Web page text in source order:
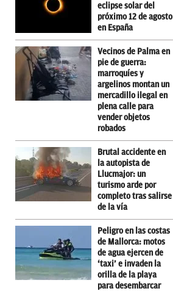
eclipse solar del
próximo 12 de agosto
en España
Vecinos de Palma en
pie de guerra:
marroquíes y
argelinos montan un
mercadillo ilegal en
plena calle para
vender objetos
robados
Brutal accidente en
la autopista de
Llucmajor: un
turismo arde por
completo tras salirse
de la vía
Peligro en las costas
de Mallorca: motos
de agua ejercen de
‘taxi’ e invaden la
orilla de la playa
para desembarcar